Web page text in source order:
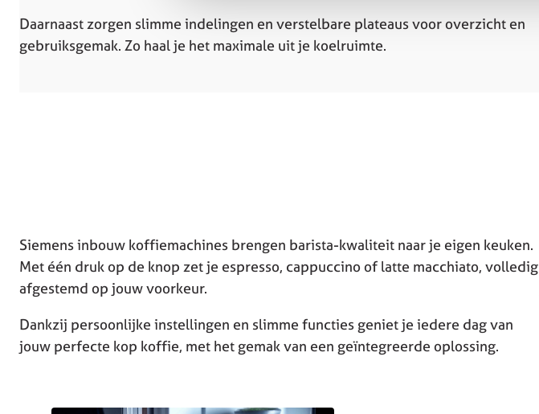
Daarnaast zorgen slimme indelingen en verstelbare plateaus voor overzicht en
gebruiksgemak. Zo haal je het maximale uit je koelruimte.
Siemens inbouw koffiemachines brengen barista-kwaliteit naar je eigen keuken.
Met één druk op de knop zet je espresso, cappuccino of latte macchiato, volledig
afgestemd op jouw voorkeur.
Dankzij persoonlijke instellingen en slimme functies geniet je iedere dag van
jouw perfecte kop koffie, met het gemak van een geïntegreerde oplossing.